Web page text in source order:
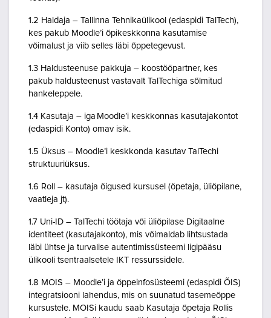
1.2 Haldaja – Tallinna Tehnikaülikool (edaspidi TalTech),
kes pakub Moodle’i õpikeskkonna kasutamise
võimalust ja viib selles läbi õppetegevust.
1.3 Haldusteenuse pakkuja – koostööpartner, kes
pakub haldusteenust vastavalt TalTechiga sõlmitud
hankeleppele.
1.4 Kasutaja – iga Moodle’i keskkonnas kasutajakontot
(edaspidi Konto) omav isik.
1.5 Üksus – Moodle’i keskkonda kasutav TalTechi
struktuuriüksus.
1.6 Roll – kasutaja õigused kursusel (õpetaja, üliõpilane,
vaatleja jt).
1.7 Uni-ID – TalTechi töötaja või üliõpilase Digitaalne
identiteet (kasutajakonto), mis võimaldab lihtsustada
läbi ühtse ja turvalise autentimissüsteemi ligipääsu
ülikooli tsentraalsetele IKT ressurssidele.
1.8 MOIS – Moodle’i ja õppeinfosüsteemi (edaspidi ÕIS)
integratsiooni lahendus, mis on suunatud tasemeõppe
kursustele. MOISi kaudu saab Kasutaja õpetaja Rollis